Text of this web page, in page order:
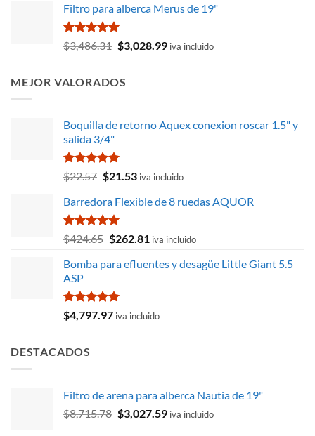
desde
hasta
Filtro para alberca Merus de 19"
Valorado
con
$3,486.31 El
era:
$3,028.99Eliva incluido
MEJOR VALORADOS
Boquilla de retorno Aquex conexion roscar 1.5" y
salida 3/4"
Valorado
con
de 5
$22.57 El
original
era:
$22.57.
$21.53El
actual
$21.53.
iva incluido
Barredora Flexible de 8 ruedas AQUOR
Valorado
con
de 5
$424.65 El
original
$424.65.
$262.81 El
actual
iva incluido
Bomba para efluentes y desagüe Little Giant 5.5
ASP
Valorado
con
$4,797.97 iva incluido
DESTACADOS
Filtro de arena para alberca Nautia de 19"
$8,715.78 El
$3,027.59Eliva incluido